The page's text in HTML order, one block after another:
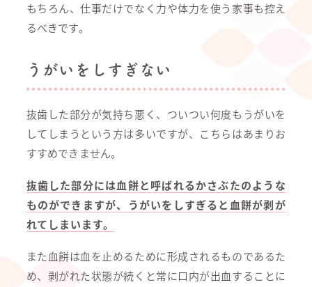
もちろん、仕事だけでなく力や体力を使う家事も控え
るべきです。
うがいをしすぎない
抜歯した部分が気持ち悪く、ついつい何度もうがいを
してしまうという方は多いですが、こちらはあまりお
すすめできません。
抜歯した部分には血餅と呼ばれるかさぶたのような
ものができますが、うがいをしすぎると血餅が剥が
れてしまいます。
また血餅は血を止めるために形成されるものであるた
め、剥がれた状態が続くと常に口内が出血することに